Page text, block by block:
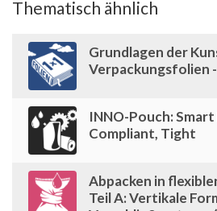
Thematisch ähnlich
Grundlagen der
Verpackungsfolien
INNO-Pouch:
Compliant, Tight
Abpacken in
Teil A: Vertikale